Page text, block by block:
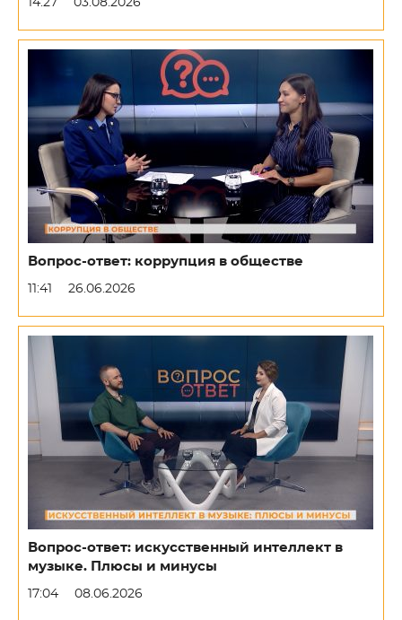
14:27 03.08.2026
Вопрос-ответ: коррупция в обществе
11:41 26.06.2026
Вопрос-ответ: искусственный интеллект в
музыке. Плюсы и минусы
17:04 08.06.2026